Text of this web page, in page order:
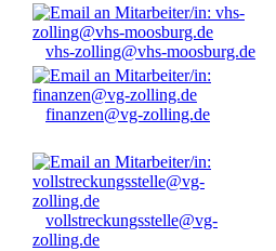
vhs-zolling@vhs-moosburg.de
finanzen@vg-zolling.de
vollstreckungsstelle@vg-
zolling.de